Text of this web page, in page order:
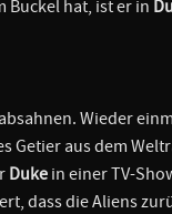
Buckel hat, ist er in
Wieder
Getier aus dem
Duke in einer TV-
dass die Aliens